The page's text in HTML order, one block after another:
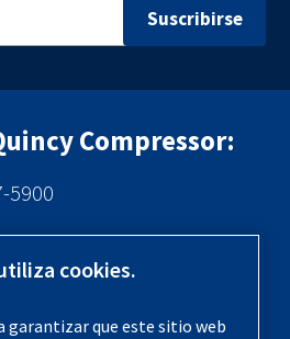
Compressor:
5900
cookies.
garantizar que este sitio web